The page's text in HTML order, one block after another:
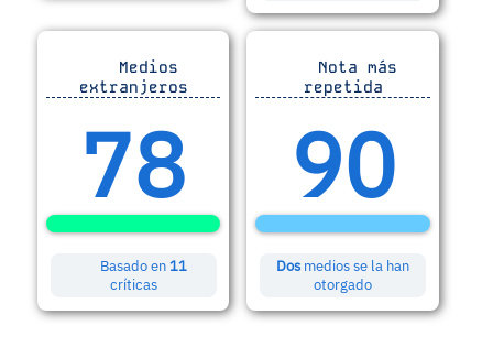
Medios
extranjeros
78
Basado en11
críticas
Nota más
repetida
90
Dos medios se la han
otorgado